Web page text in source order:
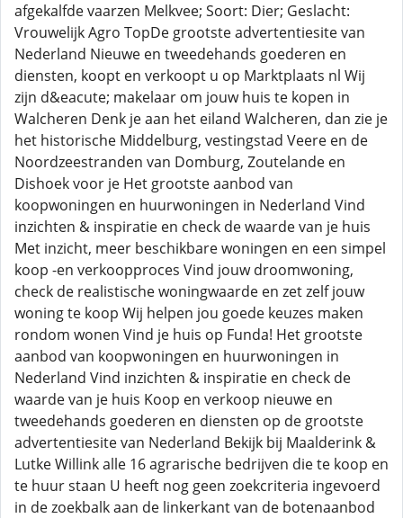
afgekalfde vaarzen Melkvee; Soort: Dier; Geslacht:
Vrouwelijk Agro TopDe grootste advertentiesite van
Nederland Nieuwe en tweedehands goederen en
diensten, koopt en verkoopt u op Marktplaats nl Wij
zijn d&eacute; makelaar om jouw huis te kopen in
Walcheren Denk je aan het eiland Walcheren, dan zie je
het historische Middelburg, vestingstad Veere en de
Noordzeestranden van Domburg, Zoutelande en
Dishoek voor je Het grootste aanbod van
koopwoningen en huurwoningen in Nederland Vind
inzichten & inspiratie en check de waarde van je huis
Met inzicht, meer beschikbare woningen en een simpel
koop -en verkoopproces Vind jouw droomwoning,
check de realistische woningwaarde en zet zelf jouw
woning te koop Wij helpen jou goede keuzes maken
rondom wonen Vind je huis op Funda! Het grootste
aanbod van koopwoningen en huurwoningen in
Nederland Vind inzichten & inspiratie en check de
waarde van je huis Koop en verkoop nieuwe en
tweedehands goederen en diensten op de grootste
advertentiesite van Nederland Bekijk bij Maalderink &
Lutke Willink alle 16 agrarische bedrijven die te koop en
te huur staan U heeft nog geen zoekcriteria ingevoerd
in de zoekbalk aan de linkerkant van de botenaanbod